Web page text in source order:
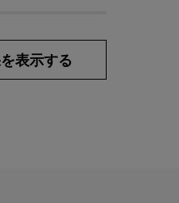
表示する